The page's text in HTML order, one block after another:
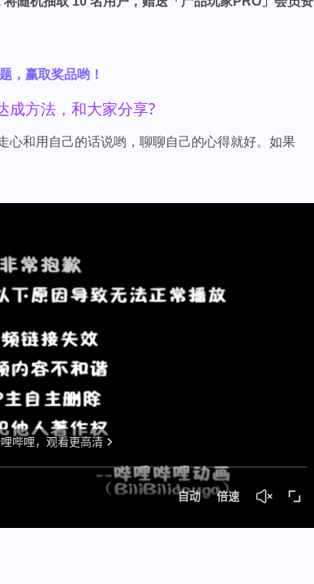
，赢取奖品哟！
成方法，和大家分享?
心和用自己的话说哟，聊聊自己的心得就好。如果